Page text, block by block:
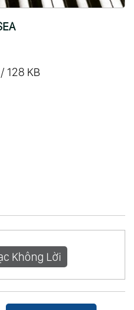
128 KB
Không Lời